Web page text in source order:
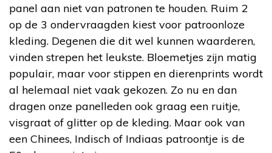
panel aan niet van patronen te houden. Ruim 2
op de 3 ondervraagden kiest voor patroonloze
kleding. Degenen die dit wel kunnen waarderen,
vinden strepen het leukste. Bloemetjes zijn matig
populair, maar voor stippen en dierenprints wordt
al helemaal niet vaak gekozen. Zo nu en dan
dragen onze panelleden ook graag een ruitje,
visgraat of glitter op de kleding. Maar ook van
een Chinees, Indisch of Indiaas patroontje is de